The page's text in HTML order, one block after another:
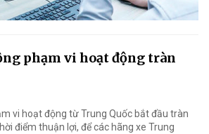
phạm vi hoạt động tràn
vi hoạt động từ Trung Quốc bắt đầu tràn
điểm thuận lợi, để các hãng xe Trung